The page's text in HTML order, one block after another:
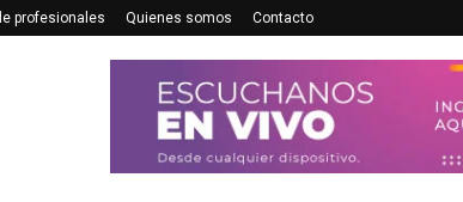
profesionales Quienes somos Contacto